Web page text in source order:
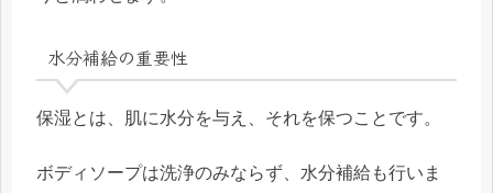
水分補給の重要性
保湿とは、肌に水分を与え、それを保つことです。
ボディソープは洗浄のみならず、水分補給も行いま